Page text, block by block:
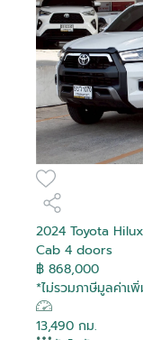
2024 Toyota
Cab 4 doors
฿ 868,000
*ไม่รวมภาษีมูลค่าเ
13,490 กม.